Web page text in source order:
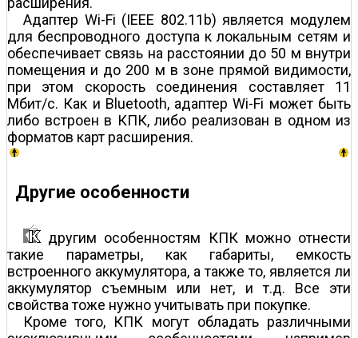
Адаптер Wi-Fi (IEEE 802.11b) является модулем
для беспроводного доступа к локальным сетям и
обеспечивает связь на расстоянии до 50 м внутри
помещения и до 200 м в зоне прямой видимости,
при этом скорость соединения составляет 11
Мбит/c. Как и Bluetooth, адаптер Wi-Fi может быть
либо встроен в КПК, либо реализован в одном из
форматов карт расширения.
Другие особенности
другим особенностям КПК можно отнести
такие параметры, как габариты, емкость
встроенного аккумулятора, а также то, является ли
аккумулятор съемным или нет, и т.д. Все эти
свойства тоже нужно учитывать при покупке.
Кроме того, КПК могут обладать различными